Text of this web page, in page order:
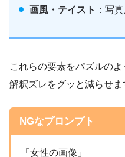
画風・テイスト ：写
これらの要素をパズルの
解釈ズレをグッと減らせま
NGなプロンプト
「女性の画像」